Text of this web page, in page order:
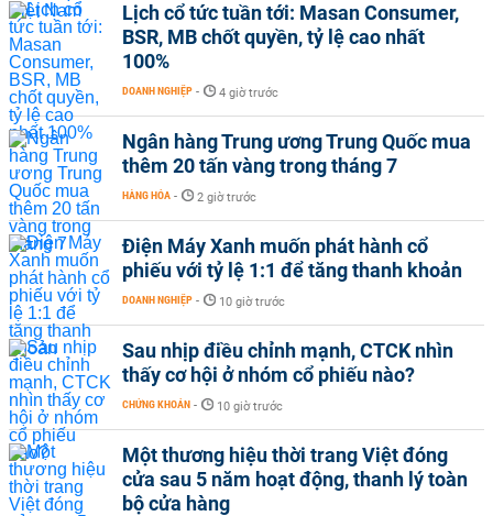
Lịch cổ tức tuần tới: Masan Consumer,
BSR, MB chốt quyền, tỷ lệ cao nhất
100%
DOANH NGHIỆP - 4 giờ trước
Ngân hàng Trung ương Trung Quốc mua
thêm 20 tấn vàng trong tháng 7
HÀNG HÓA - 2 giờ trước
Điện Máy Xanh muốn phát hành cổ
phiếu với tỷ lệ 1:1 để tăng thanh khoản
DOANH NGHIỆP - 10 giờ trước
Sau nhịp điều chỉnh mạnh, CTCK nhìn
thấy cơ hội ở nhóm cổ phiếu nào?
CHỨNG KHOÁN - 10 giờ trước
Một thương hiệu thời trang Việt đóng
cửa sau 5 năm hoạt động, thanh lý toàn
bộ cửa hàng